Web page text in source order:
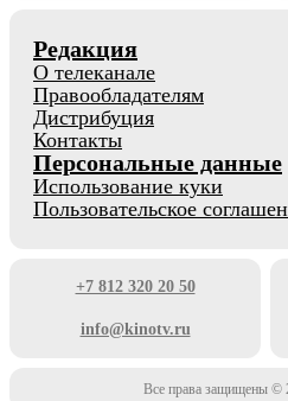
Редакция
О телеканале
Правообладателям
Дистрибуция
Контакты
Персональные данные
Использование куки
Пользовательское
+7 812 320 20 50
info@kinotv.ru
Все права защищены ©